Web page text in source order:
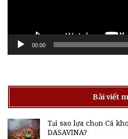
00:00
Bài viết
Tại sao lựa chọn Cá
DASAVINA?